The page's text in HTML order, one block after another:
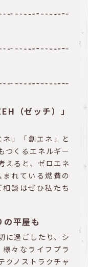
（ゼッチ）」
」「創エネ」と
つくるエネルギー
えると、ゼロエネ
れている燃費の
談はぜひ私たち
平屋も
に過ごしたり、シ
々なライフプラ
クノストラクチャ